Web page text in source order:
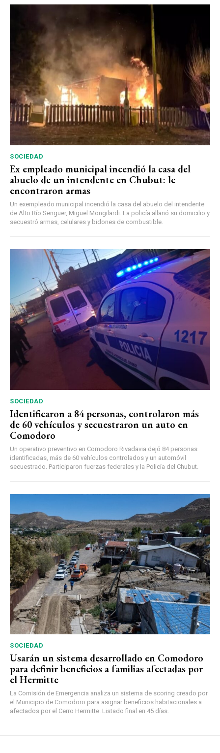
SOCIEDAD
Ex empleado municipal incendió la casa del
abuelo de un intendente en Chubut: le
encontraron armas
Un exempleado municipal incendió la casa del abuelo del intendente
de Alto Río Senguer, Miguel Mongilardi. La policía allanó su domicilio y
secuestró armas, celulares y bidones de combustible.
SOCIEDAD
Identificaron a 84 personas, controlaron más
de 60 vehículos y secuestraron un auto en
Comodoro
Un operativo preventivo en Comodoro Rivadavia dejó 84 personas
identificadas, más de 60 vehículos controlados y un automóvil
secuestrado. Participaron fuerzas federales y la Policía del Chubut.
SOCIEDAD
Usarán un sistema desarrollado en Comodoro
para definir beneficios a familias afectadas por
el Hermitte
La Comisión de Emergencia analiza un sistema de scoring creado por
el Municipio de Comodoro para asignar beneficios habitacionales a
afectados por el Cerro Hermitte. Listado final en 45 días.